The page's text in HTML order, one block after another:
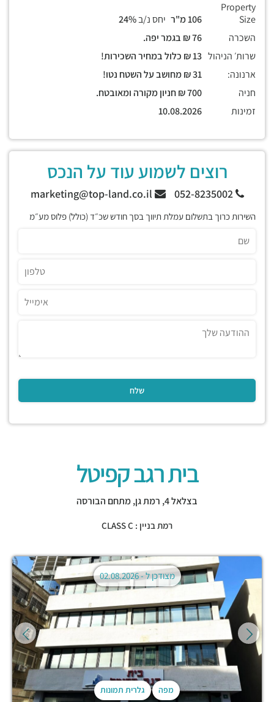
Property
Size
יחס נ/ב
השכרה
שרות׳ הניהול
ארנונה:
חניה
זמינות
רוצים לשמוע עוד על הנכס
052-8235002
השירות כרוך בתשלום עמלת תיווך בסך חודש שכ״ד (כולל) פלוס מע״מ
בית רגב קפיטל
בצלאל 4, רמת גן,מתחם הבורסה
רמת בניין : CLASS C
מפה גלרית תמונות
מצודכן ל -02.08.2026